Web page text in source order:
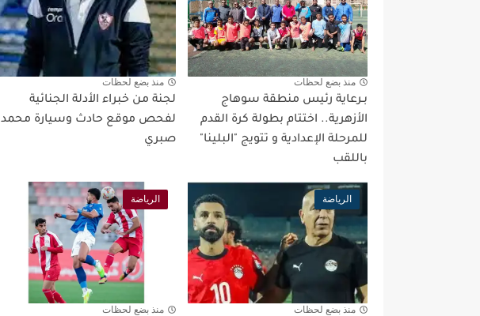
منذ بضع لحظات
بـرعاية رئيس منطقة سوهاج
الأزهرية.. اختتام بطولة كرة القدم
للمرحلة الإعدادية و تتويج "البلينا"
باللقب
منذ بضع لحظات
لجنة من خبراء الأدلة الجنائية
لفحص موقع حادث وسيارة محمد
صبري
الرياضة
منذ بضع لحظات
الرياضة
منذ بضع لحظات